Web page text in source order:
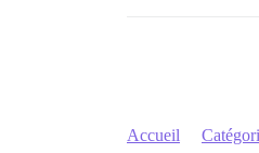
Accueil